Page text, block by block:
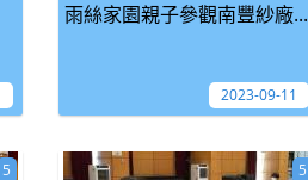
雨絲家園親子參觀南豐紗廠...
2023-09-11
5 5